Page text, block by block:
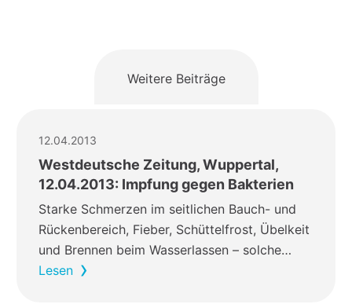
Weitere Beiträge
12.04.2013
Westdeutsche Zeitung, Wuppertal,
12.04.2013: Impfung gegen Bakterien
Starke Schmerzen im seitlichen Bauch- und
Rückenbereich, Fieber, Schüttelfrost, Übelkeit
und Brennen beim Wasserlassen – solche…
Lesen